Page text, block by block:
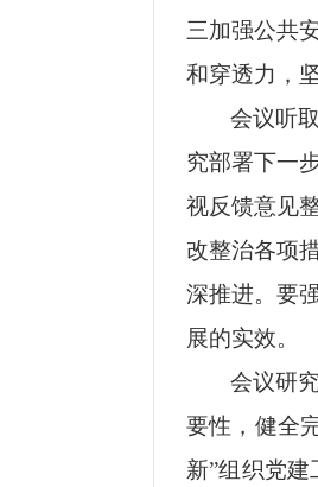
三加强公共
和穿透力，
会议听
究部署下一
视反馈意见
改整治各项
深推进。要
展的实效。
会议研
要性，健全
新”组织党